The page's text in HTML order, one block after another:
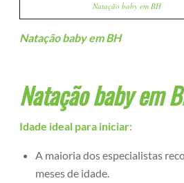
Natação baby em BH
Natação baby em BH
Natação baby em
Idade ideal para iniciar:
A maioria dos especialistas
meses de idade.